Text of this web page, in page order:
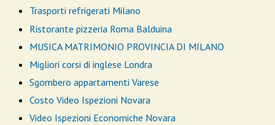
Trasporti refrigerati Milano
Ristorante pizzeria Roma Balduina
MUSICA MATRIMONIO PROVINCIA DI MILANO
Migliori corsi di inglese Londra
Sgombero appartamenti Varese
Costo Video Ispezioni Novara
Video Ispezioni Economiche Novara